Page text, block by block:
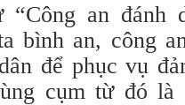
“Công an đánh
bình an, công
để phục vụ
cụm từ đó là